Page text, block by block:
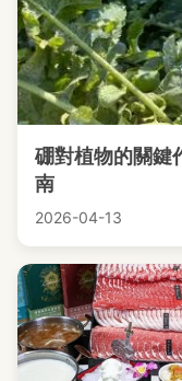
硼對植物的關鍵
南
2026-04-13